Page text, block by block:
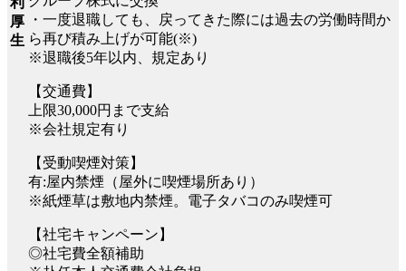
厚
生
・一度退職しても、戻ってきた際には過去の労働時間か
ら再び積み上げが可能(※)
※退職後5年以内、規定あり
【交通費】
上限30,000円まで支給
※会社規定有り
【受動喫煙対策】
有:屋内禁煙（屋外に喫煙場所あり）
※紙煙草は敷地内禁煙。電子タバコのみ喫煙可
【社宅キャンペーン】
◎社宅費全額補助